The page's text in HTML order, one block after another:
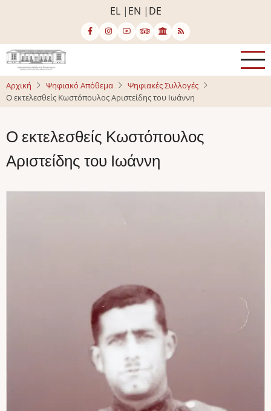
κυρίως
περιεχόμενο
EL EN DE
Αρχική Ψηφιακό Απόθεμα
Ψηφιακές Συλλογές
Ο εκτελεσθείς Κωστόπουλος Αριστείδης του Ιωάννη
Ο εκτελεσθείς Κωστόπουλος
Αριστείδης του Ιωάννη